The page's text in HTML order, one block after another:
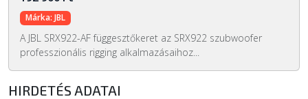
Márka: JBL
A JBL SRX922-AF függesztőkeret az SRX922 szubwoofer
professzionális rigging alkalmazásaihoz...
HIRDETÉS ADATAI